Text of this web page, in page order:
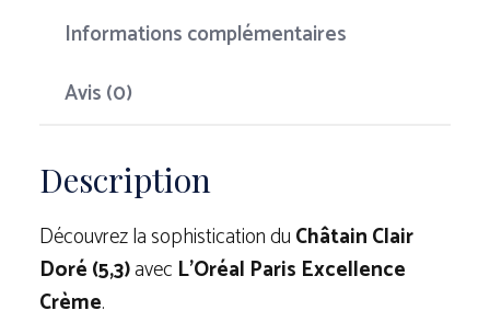
Informations complémentaires
Avis (0)
Description
Découvrez la sophistication duChâtain Clair
Doré (5,3)avec L’Oréal Paris Excellence
Crème.